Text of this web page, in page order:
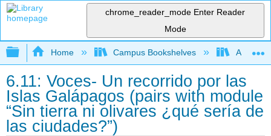
chrome_reader_mode Enter Reader
Mode
Expand/collapse global hierarchy
Home Campus Bookshelves Allan
6.11: Voces- Un recorrido por las
Islas Galápagos (pairs with module
“Sin tierra ni olivares ¿qué sería de
las ciudades?”)